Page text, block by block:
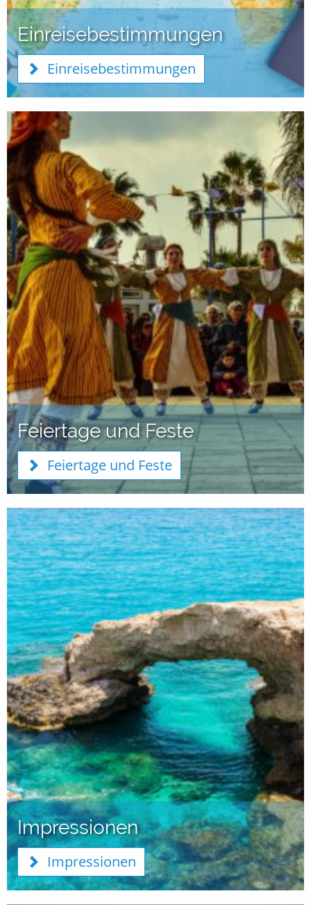
Einreisebestimmungen
Einreisebestimmungen
Feiertage und Feste
Feiertage und Feste
Impressionen
Impressionen